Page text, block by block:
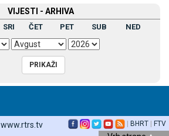
VIЈESTI - ARHIVA
SRI ČET PET SUB NED
www.rtrs.tv | BHRT | FTV